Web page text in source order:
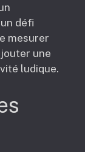
défi
mesurer
une
ludique.